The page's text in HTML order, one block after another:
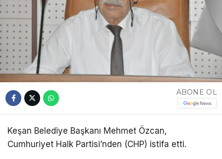
ABONE OL
Keşan Belediye Başkanı Mehmet Özcan,
Cumhuriyet Halk Partisi’nden (CHP) istifa etti.